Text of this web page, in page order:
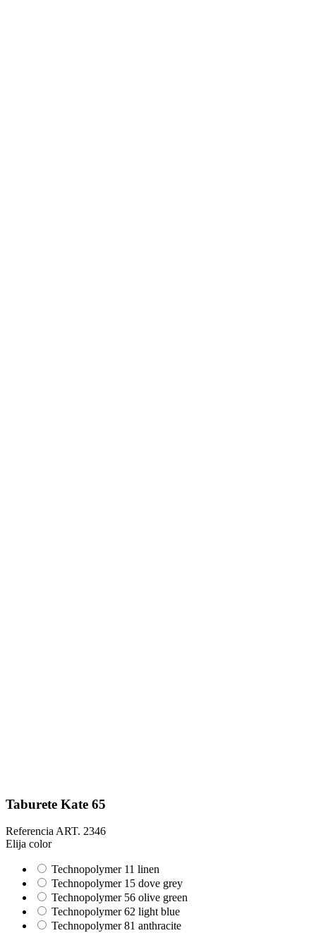
Taburete Kate 65
ReferenciaART. 2346
Elija color
Technopolymer 11 linen
Technopolymer 15 dove grey
Technopolymer 56 olive green
Technopolymer 62 light blue
Technopolymer 81 anthracite